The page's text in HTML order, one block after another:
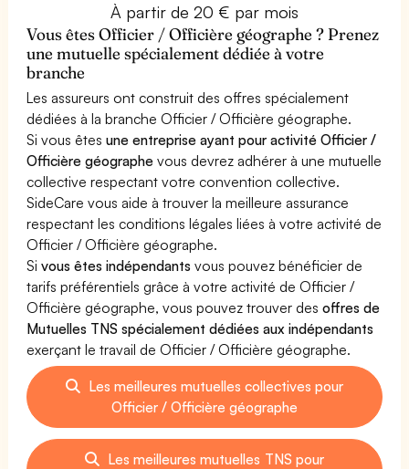
À partir de 20 € par mois
Vous êtes Officier / Officière géographe ? Prenez
une mutuelle spécialement dédiée à votre
branche
Les assureurs ont construit des offres spécialement
dédiées à la branche Officier / Officière géographe.
Si vous êtesune entreprise ayant pour activité Officier /
Officière géographe vous devrez adhérer à une mutuelle
collective respectant votre convention collective.
SideCare vous aide à trouver la meilleure assurance
respectant les conditions légales liées à votre activité de
Officier / Officière géographe.
Sivous êtes indépendants vous pouvez bénéficier de
tarifs préférentiels grâce à votre activité de Officier /
Officière géographe, vous pouvez trouver desoffres de
Mutuelles TNS spécialement dédiées aux indépendants
exerçant le travail de Officier / Officière géographe.
Les meilleures mutuelles collectives pour
Officier / Officière géographe
Les meilleures mutuelles TNS pour